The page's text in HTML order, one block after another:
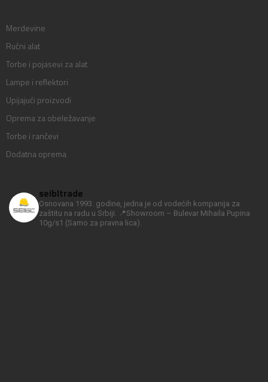
Merdevine
Ručni alat
Torbe i pojasevi za alat
Lampe i reflektori
Upijajući proizvodi
Oprema za obeležavanje
Torbe i rančevi
Dodatna oprema
seibltrade
Osnovana 1993. godine, jedna je od vodećih kompanija za
zaštitu na radu u Srbiji.
📍Showroom – Bulevar Mihaila Pupina
10g/s1 (Samo za pravna lica).